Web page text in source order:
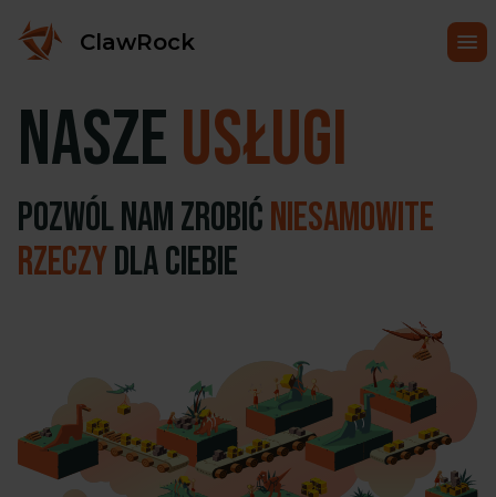
ClawRock
NaszeUsługi
Pozwól nam zrobićniesamowite
rzeczydla Ciebie